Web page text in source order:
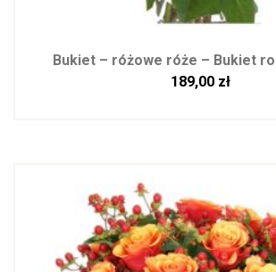
Bukiet – różowe róże – Bukiet
189,00 zł